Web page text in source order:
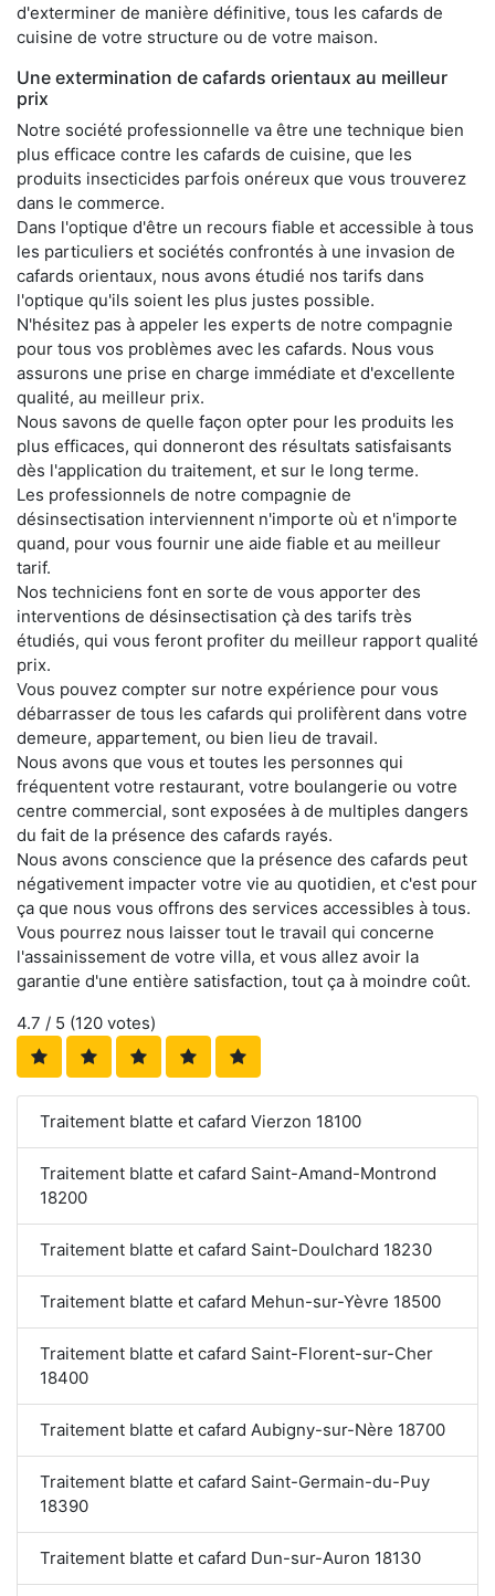
d'exterminer de manière définitive, tous les cafards de
cuisine de votre structure ou de votre maison.
Une extermination de cafards orientaux au meilleur
prix
Notre société professionnelle va être une technique bien
plus efficace contre les cafards de cuisine, que les
produits insecticides parfois onéreux que vous trouverez
dans le commerce.
Dans l'optique d'être un recours fiable et accessible à tous
les particuliers et sociétés confrontés à une invasion de
cafards orientaux, nous avons étudié nos tarifs dans
l'optique qu'ils soient les plus justes possible.
N'hésitez pas à appeler les experts de notre compagnie
pour tous vos problèmes avec les cafards. Nous vous
assurons une prise en charge immédiate et d'excellente
qualité, au meilleur prix.
Nous savons de quelle façon opter pour les produits les
plus efficaces, qui donneront des résultats satisfaisants
dès l'application du traitement, et sur le long terme.
Les professionnels de notre compagnie de
désinsectisation interviennent n'importe où et n'importe
quand, pour vous fournir une aide fiable et au meilleur
tarif.
Nos techniciens font en sorte de vous apporter des
interventions de désinsectisation çà des tarifs très
étudiés, qui vous feront profiter du meilleur rapport qualité
prix.
Vous pouvez compter sur notre expérience pour vous
débarrasser de tous les cafards qui prolifèrent dans votre
demeure, appartement, ou bien lieu de travail.
Nous avons que vous et toutes les personnes qui
fréquentent votre restaurant, votre boulangerie ou votre
centre commercial, sont exposées à de multiples dangers
du fait de la présence des cafards rayés.
Nous avons conscience que la présence des cafards peut
négativement impacter votre vie au quotidien, et c'est pour
ça que nous vous offrons des services accessibles à tous.
Vous pourrez nous laisser tout le travail qui concerne
l'assainissement de votre villa, et vous allez avoir la
garantie d'une entière satisfaction, tout ça à moindre coût.
4.7 / 5 (120 votes)
Traitement blatte et cafard Vierzon 18100
Traitement blatte et cafard Saint-Amand-Montrond
18200
Traitement blatte et cafard Saint-Doulchard 18230
Traitement blatte et cafard Mehun-sur-Yèvre 18500
Traitement blatte et cafard Saint-Florent-sur-Cher
18400
Traitement blatte et cafard Aubigny-sur-Nère 18700
Traitement blatte et cafard Saint-Germain-du-Puy
18390
Traitement blatte et cafard Dun-sur-Auron 18130